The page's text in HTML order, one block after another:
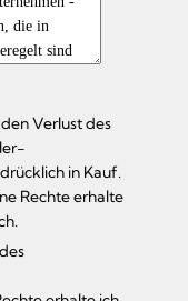
Verlust des
in Kauf.
Rechte erhalte